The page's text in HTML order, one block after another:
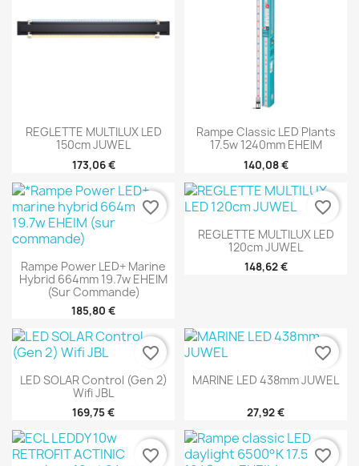
REGLETTE MULTILUX LED
150cm JUWEL
173,06 €
Rampe Classic LED Plants
17.5w 1240mm EHEIM
140,08 €
Rampe Power LED+ Marine
Hybrid 664mm 19.7w EHEIM
(sur Commande)
185,80 €
favorite_border
REGLETTE MULTILUX LED
120cm JUWEL
148,62 €
favorite_border
LED SOLAR Control (Gen 2)
Wifi JBL
169,75 €
favorite_border
MARINE LED 438mm JUWEL
27,92 €
favorite_border
favorite_border favorite_border